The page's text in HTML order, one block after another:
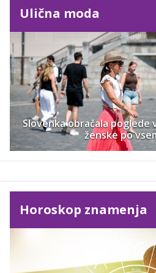
Ulična moda
Slovenka obračala poglede
ženske po
Horoskop znamenja